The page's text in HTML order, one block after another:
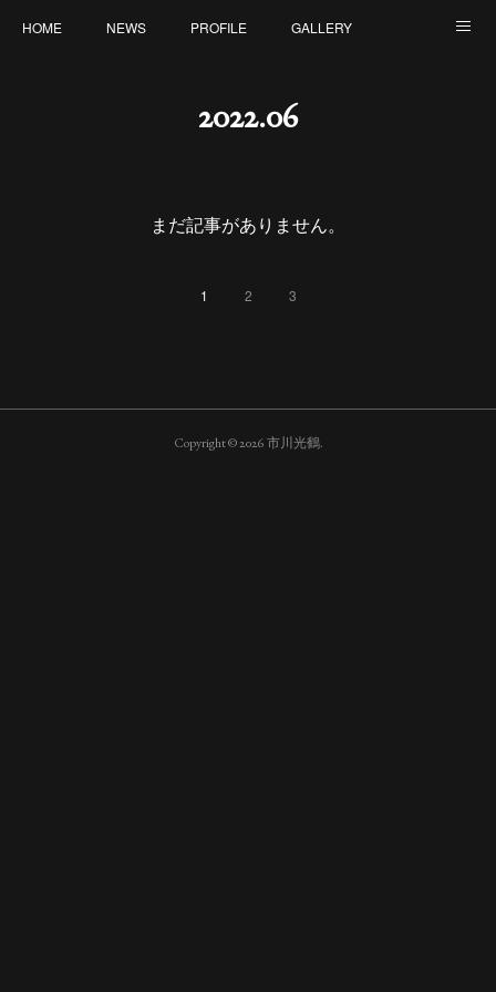
HOME NEWS PROFILE GALLERY
2022.06
まだ記事がありません。
1 2 3
Copyright ©2026市川光鶴.